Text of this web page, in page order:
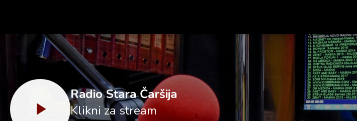
Radio Stara Čaršija
Klikni za stream